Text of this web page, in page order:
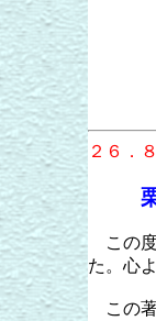
２６．
この度
た。心
この著